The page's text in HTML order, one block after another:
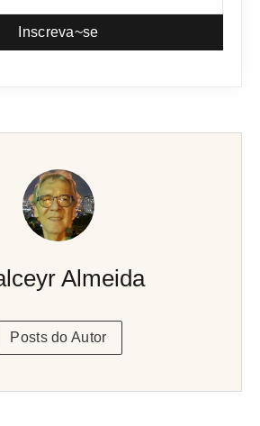
Inscreva~se
Almeida
Posts do Autor